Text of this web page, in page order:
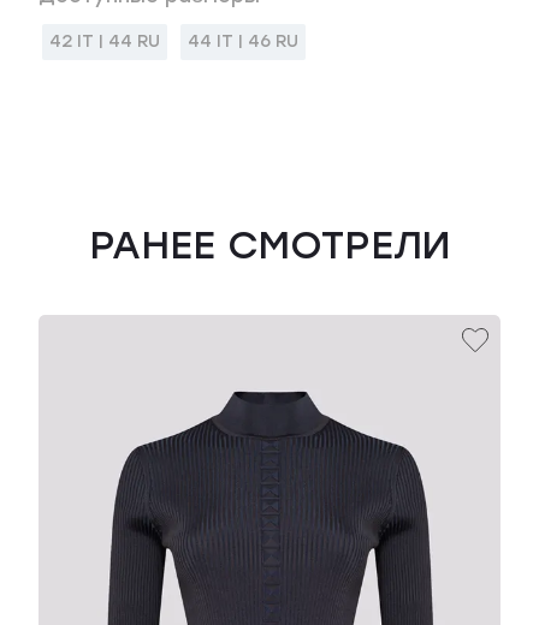
42 IT | 44 RU 44 IT | 46 RU
РАНЕЕ СМОТРЕЛИ